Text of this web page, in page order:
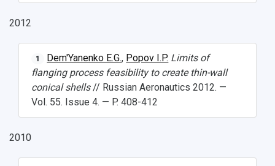
2012
1 Dem'Yanenko E.G., Popov I.P. Limits of
flanging process feasibility to create thin-wall
conical shells// Russian Aeronautics 2012. —
Vol. 55. Issue 4. — P. 408-412
2010